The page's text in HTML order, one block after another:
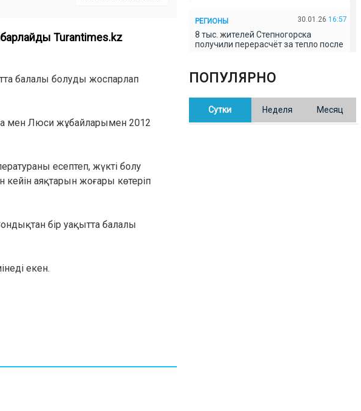
Turantimes.kz
балалы болуды жоспарлап
мен Люси жұбайларымен 2012
есептеп, жүкті болу
кейін аяқтарын жоғары көтеріп
бір уақытта балалы
екен.
РЕГИОНЫ 30.01.26 16:57
8 тыс. жителей Степногорска
получили перерасчёт за тепло после
В Казахстане готовят новую
редакцию Конституции: меняется
ПОПУЛЯРНО
Сутки Неделя Месяц